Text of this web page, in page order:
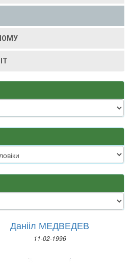
Данііл МЕДВЕДЕВ
11-02-1996